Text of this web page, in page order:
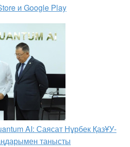
и Google Play
AI: Саясат Нұрбек ҚазҰУ-
танысты